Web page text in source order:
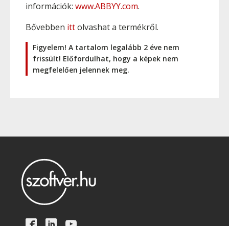
információk: www.ABBYY.com.
Bővebben ittolvashat a termékről.
Figyelem! A tartalom legalább 2 éve nem
frissült! Előfordulhat, hogy a képek nem
megfelelően jelennek meg.